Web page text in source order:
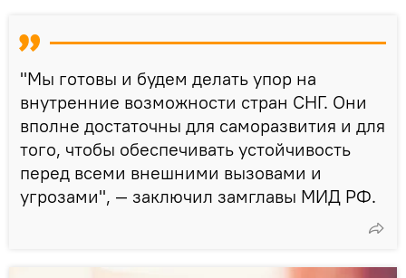
"Мы готовы и будем делать упор на
внутренние возможности стран СНГ. Они
вполне достаточны для саморазвития и для
того, чтобы обеспечивать устойчивость
перед всеми внешними вызовами и
угрозами", — заключил замглавы МИД РФ.